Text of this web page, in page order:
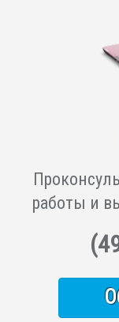
работы и